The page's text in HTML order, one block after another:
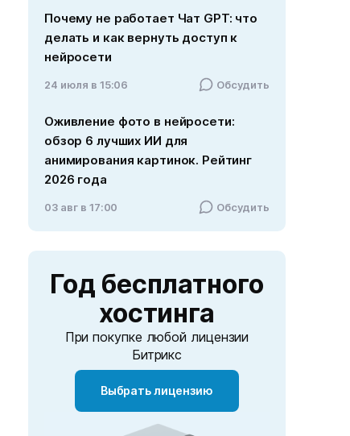
Почему не работает Чат GPT: что
делать и как вернуть доступ к
нейросети
24 июля в 15:06 Обсудить
Оживление фото в нейросети:
обзор 6 лучших ИИ для
анимирования картинок. Рейтинг
2026 года
03 авг в 17:00 Обсудить
Год бесплатного
хостинга
При покупке любой лицензии
Битрикс
Выбрать лицензию